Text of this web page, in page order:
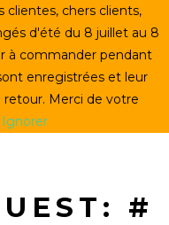
#
clientes, chers clients,
d'été du 8 juillet au 8
à commander pendant
enregistrées et leur
Merci de votre
Ignorer